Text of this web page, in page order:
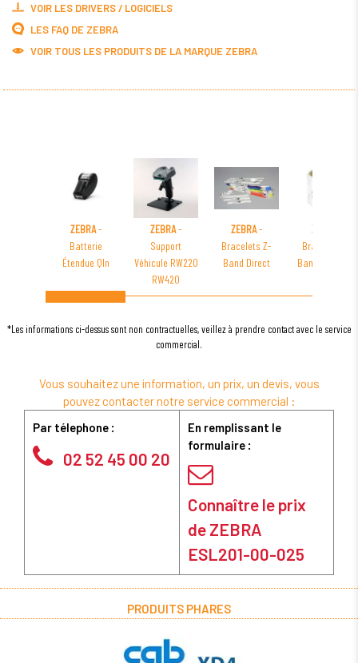
VOIR LES DRIVERS / LOGICIELS
LES FAQ DE ZEBRA
VOIR TOUS LES PRODUITS DE LA MARQUE ZEBRA
ZEBRA-
Batterie
Étendue Qln
ZEBRA-
Support
Véhicule RW220
RW420
ZEBRA-
Bracelets Z-
Band Direct
ZEBRA
Bracelets Z-
Band RFID UHF
*Les informations ci-dessus sont non contractuelles, veillez à prendre contact avec le service
commercial.
Vous souhaitez une information, un prix, un devis, vous
pouvez contacter notre service commercial :
Par télephone :
02 52 45 00 20
En remplissant le
formulaire :
Connaître le prix
de ZEBRA
ESL201-00-025
PRODUITS PHARES